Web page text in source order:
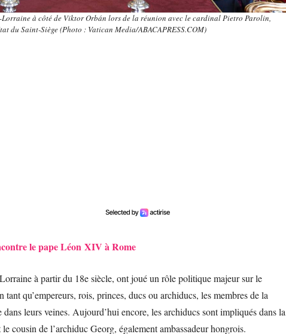
à côté de Viktor Orbán lors de la réunion avec le cardinal Pietro Parolin,
du Saint-Siège (Photo : Vatican Media/ABACAPRESS.COM)
le pape Léon XIV à Rome
à partir du 18e siècle, ont joué un rôle politique majeur sur le
tant qu’empereurs, rois, princes, ducs ou archiducs, les membres de la
leurs veines. Aujourd’hui encore, les archiducs sont impliqués dans la
cousin de l’archiduc Georg, également ambassadeur hongrois.